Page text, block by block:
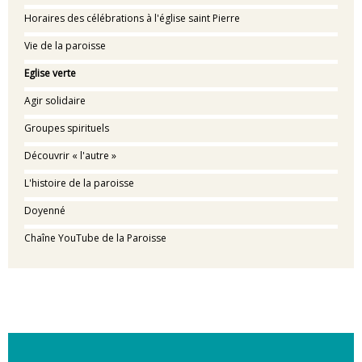
Horaires des célébrations à l'église saint Pierre
Vie de la paroisse
Eglise verte
Agir solidaire
Groupes spirituels
Découvrir « l'autre »
L'histoire de la paroisse
Doyenné
Chaîne YouTube de la Paroisse